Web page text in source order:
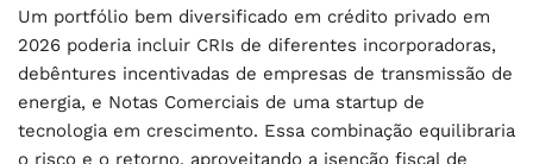
Um portfólio bem diversificado em crédito privado em
2026 poderia incluir CRIs de diferentes incorporadoras,
debêntures incentivadas de empresas de transmissão de
energia, e Notas Comerciais de uma startup de
tecnologia em crescimento. Essa combinação equilibraria
o risco e o retorno, aproveitando a isenção fiscal de